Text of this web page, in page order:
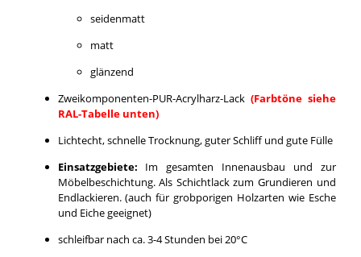
seidenmatt
matt
glänzend
Zweikomponenten-PUR-Acrylharz-Lack (Farbtöne siehe
RAL-Tabelle unten)
Lichtecht, schnelle Trocknung, guter Schliff und gute Fülle
Einsatzgebiete: Im gesamten Innenausbau und zur
Möbelbeschichtung. Als Schichtlack zum Grundieren und
Endlackieren. (auch für grobporigen Holzarten wie Esche
und Eiche geeignet)
schleifbar nach ca. 3-4 Stunden bei 20°C